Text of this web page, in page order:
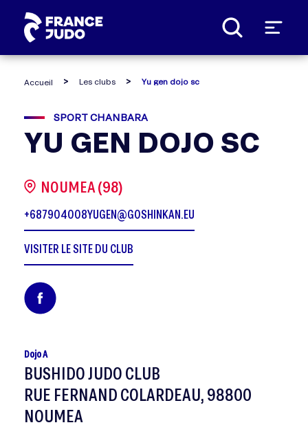
Accueil Les clubs Yu gen dojo sc
SPORT CHANBARA
YU GEN DOJO SC
NOUMEA (98)
+687904008YUGEN@GOSHINKAN.EU
VISITER LE SITE DU CLUB
Dojo A
BUSHIDO JUDO CLUB
RUE FERNAND COLARDEAU, 98800
NOUMEA